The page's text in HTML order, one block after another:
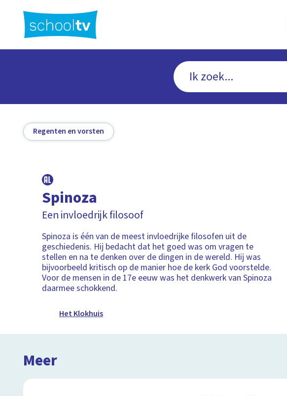
hoofdinhoud
Regenten en vorsten
Spinoza
Een invloedrijk filosoof
Spinoza is één van de meest invloedrijke filosofen uit de
geschiedenis. Hij bedacht dat het goed was om vragen te
stellen en na te denken over de dingen in de wereld. Hij was
bijvoorbeeld kritisch op de manier hoe de kerk God voorstelde.
Voor de mensen in de 17e eeuw was het denkwerk van Spinoza
daarmee schokkend.
Het Klokhuis
Meer